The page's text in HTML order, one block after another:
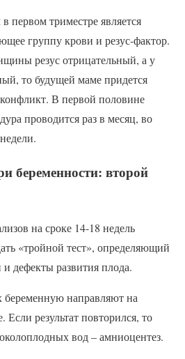
первом триместре является
группу крови и резус-фактор.
резус отрицательный, а у
то будущей маме придется
конфликт. В первой половине
проводится раз в месяц, во
беременности: второй
на сроке 14-18 недель
«тройной тест», определяющий
и дефекты развития плода.
беременную направляют на
Если результат повторился, то
вод – амниоцентез.